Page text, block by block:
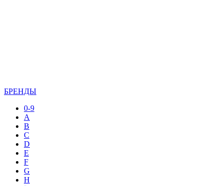
БРЕНДЫ
0-9
A
B
C
D
E
F
G
H